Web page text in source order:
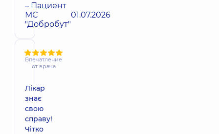
– Пациент
МС
"Добробут"
01.07.2026
Впечатление
от врача
Лікар
знає
свою
справу!
Чітко